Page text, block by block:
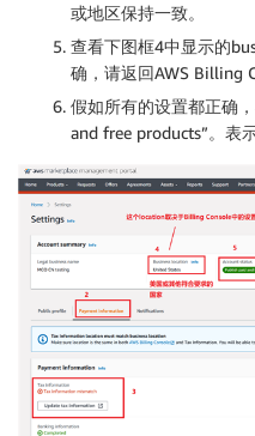
或地区保持一致。
查看下图框4中显示的
确，请返回AWS Billing
假如所有的设置都正确
and free products”。表